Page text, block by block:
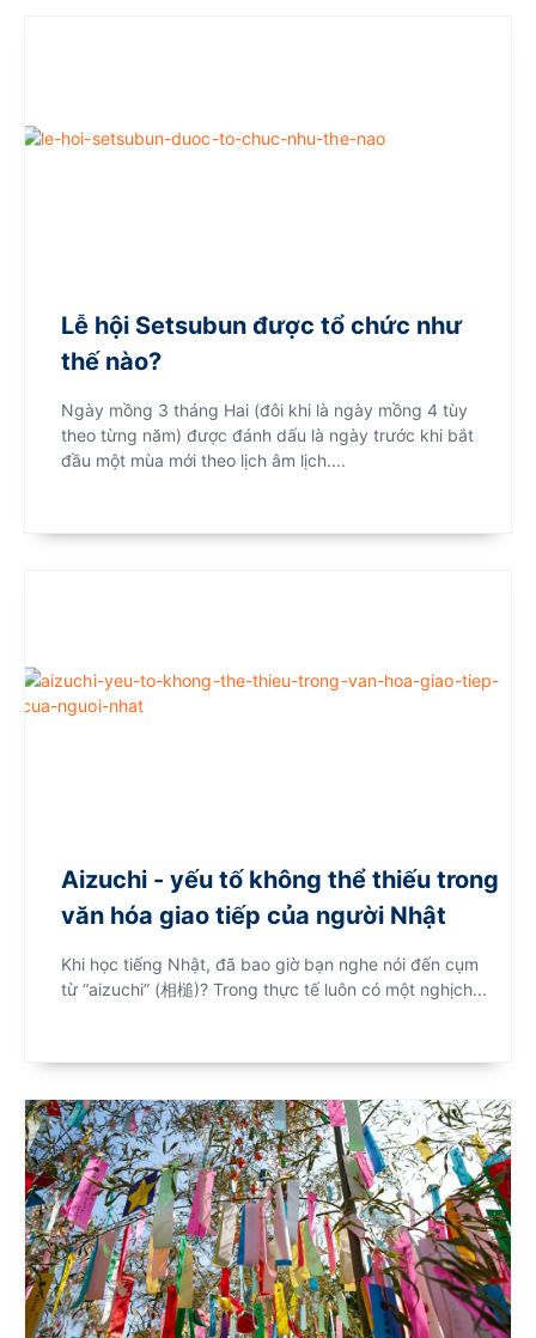
Lễ hội Setsubun được tổ chức như
thế nào?
Ngày mồng 3 tháng Hai (đôi khi là ngày mồng 4 tùy
theo từng năm) được đánh dấu là ngày trước khi bắt
đầu một mùa mới theo lịch âm lịch....
Aizuchi - yếu tố không thể thiếu trong
văn hóa giao tiếp của người Nhật
Khi học tiếng Nhật, đã bao giờ bạn nghe nói đến cụm
từ “aizuchi” (相槌)? Trong thực tế luôn có một nghịch...